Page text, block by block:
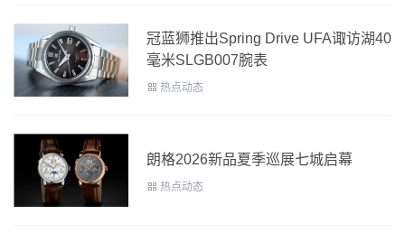
冠蓝狮推出Spring Drive UFA诹访湖40
毫米SLGB007腕表
热点动态
朗格2026新品夏季巡展七城启幕
热点动态